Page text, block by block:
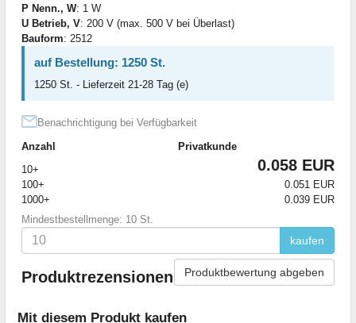
P Nenn., W: 1 W
U Betrieb, V: 200 V (max. 500 V bei Überlast)
Bauform: 2512
auf Bestellung: 1250 St.
1250 St. - Lieferzeit 21-28 Tag (e)
Benachrichtigung bei Verfügbarkeit
Anzahl
Privatkunde
10+
0.058 EUR
100+
0.051 EUR
1000+
0.039 EUR
Mindestbestellmenge: 10 St.
kaufen
Produktrezensionen Produktbewertung abgeben
Mit diesem Produkt kaufen